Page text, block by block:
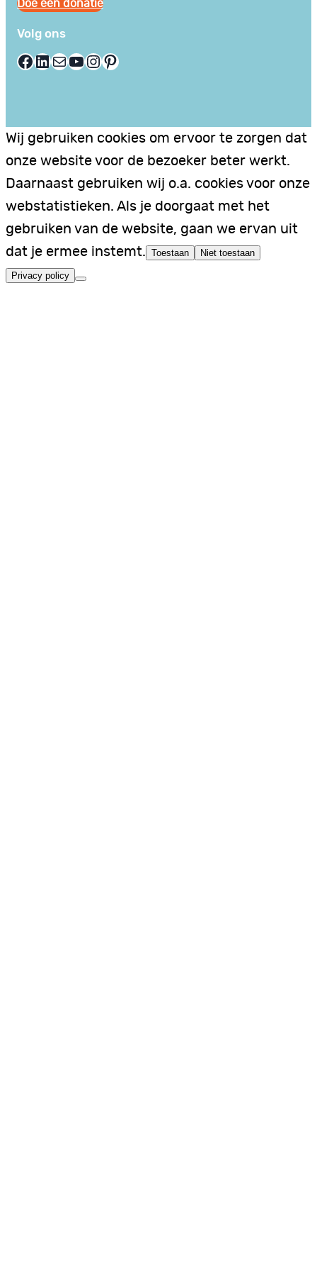
Doe een donatie
Volg ons
Facebook LinkedIn E-mail YouTube InstagramPinterest
Wij gebruiken cookies om ervoor te zorgen dat
onze website voor de bezoeker beter werkt.
Daarnaast gebruiken wij o.a. cookies voor onze
webstatistieken. Als je doorgaat met het
gebruiken van de website, gaan we ervan uit
dat je ermee instemt. Toestaan Niet toestaan
Privacy policy